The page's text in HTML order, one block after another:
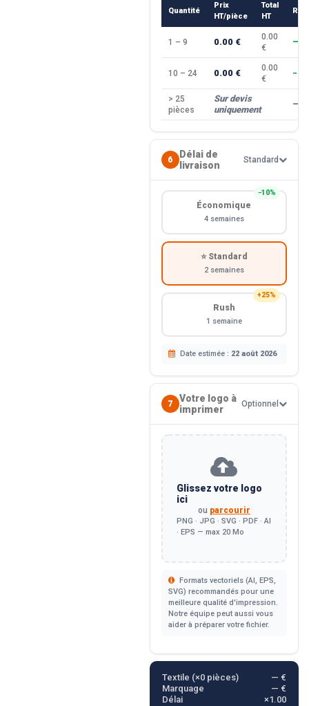
Quantité
Prix
HT/pièce
Total
HT
1 – 9 0.00 €
0.00
€
—
10 – 24 0.00 €
0.00
€
> 25
pièces
Sur devis
uniquement
—
6
Délai de
livraison
Standard
−10%
Économique
4 semaines
⭐ Standard
2 semaines
+25%
Rush
1 semaine
Date estimée : 22 août 2026
7
Votre logo à
imprimer
Optionnel
Glissez votre logo
ici
ou parcourir
PNG · JPG · SVG · PDF · AI
· EPS — max 20 Mo
Formats vectoriels (AI, EPS,
SVG) recommandés pour une
meilleure qualité d'impression.
Notre équipe peut aussi vous
aider à préparer votre fichier.
Textile (×0pièces)
— €
Marquage
— €
Délai
×1.00